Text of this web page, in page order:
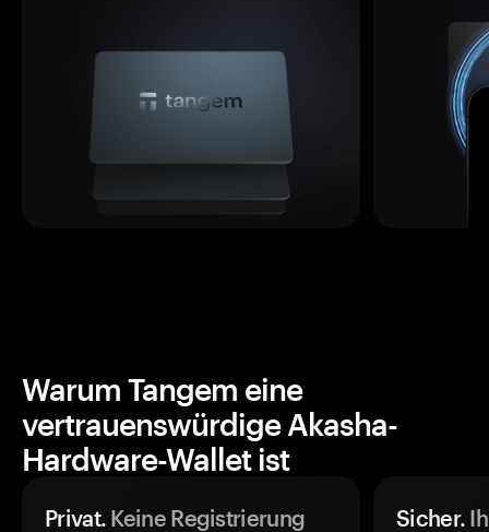
Warum Tangem eine
vertrauenswürdige Akasha-
Hardware-Wallet ist
Privat. Keine Registrierung
Sicher.